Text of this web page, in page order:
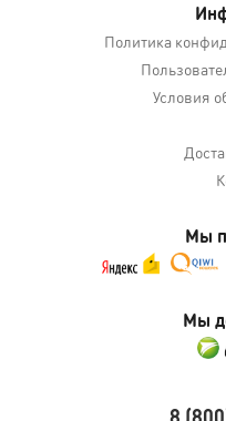
Политика
Условия
Мы
Мы